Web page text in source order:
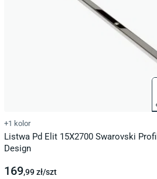
+1 kolor
Listwa Pd Elit 15X2700 Swarovski Profil
Design
169,99zł/szt